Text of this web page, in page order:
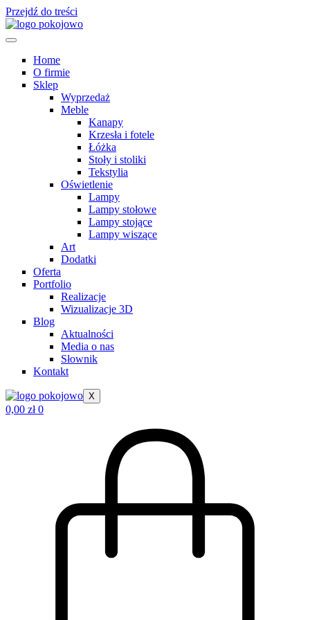
Przejdź do treści
Home
O firmie
Sklep
Wyprzedaż
Meble
Kanapy
Krzesła i fotele
Łóżka
Stoły i stoliki
Tekstylia
Oświetlenie
Lampy
Lampy stołowe
Lampy stojące
Lampy wiszące
Art
Dodatki
Oferta
Portfolio
Realizacje
Wizualizacje 3D
Blog
Aktualności
Media o nas
Słownik
Kontakt
X
0,00 zł 0